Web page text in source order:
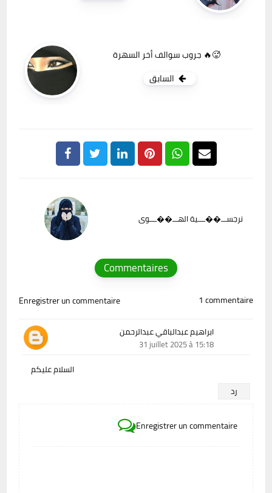
جروب سوالف أخر السهرة 🔥🥵
السابق
نرجســـ��ــــية الهـــ��ــــوى
Commentaires
1 commentaire
Enregistrer un commentaire
ابراهيم عبدالباقي عبدالرحمن
31 juillet 2025 à 15:18
السلام عليكم
رد
Enregistrer un commentaire